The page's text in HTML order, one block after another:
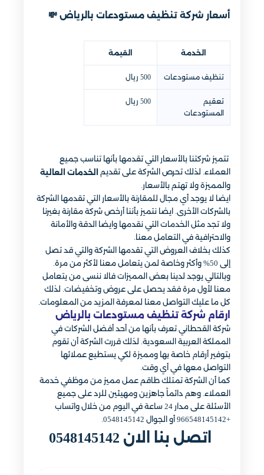
أسعار شركة تنظيف مستودعات بالرياض 💸
الخدمة القيمة
تنظيف مستودعات 500 ريال
تعقيم
المستودعات
500 ريال
تتميز شركتنا بالأسعار التي تقدمها بأنها تناسب جميع
العملاء. لذلك تحرص الشركة على تقديم
الخدمات العالية
والمميزة ولا تهتم بالأسعار.
ايضا لا يوجد أي مجال للمقارنة بالأسعار التي تقدمها الشركة
بالشركات الأخرى. ايضا نتميز بأننا أرخص شركة مقارنة بغيرنا
ولا تجد مثل الخدمات التي نقدمها وايضا الدقة والأمانة
والاحترافية في التعامل معنا.
كذلك بخلاف العروض التي تقدمها الشركة والتي قد تصل
إلى 50% وأكثر وخاصة لمن يتعامل معنا لأكثر من مرة.
وبالتالي يوجد لدينا بعض المميزات فالا ننسى من يتعامل
معنا لأول مرة فقد يحصل على عروض وتخفيضات. لذلك
كل ما عليك التواصل معنا لمعرفة المزيد من المعلومات.
ارقام شركة تنظيف مستودعات بالرياض
شركة القحطاني تعرف بأنها من أحد أفضل الشركات في
المملكة العربية السعودية. لذلك قررت الشركة أن تقوم
بتوفير أرقام خاصة بها ومميزة لكي يستطيع عملائها
التواصل معها في أي وقت.
كما أن الشركة تمتلك طاقم عمل مميز من موظفي خدمة
العملاء. وهم دائماً جاهزين ومهيئين للرد على جميع
الأسئلة على مدار 24 ساعة في اليوم من خلال واتساب
+966548145142 أو الجوال 0548145142.
اتصل بنا الان 0548145142